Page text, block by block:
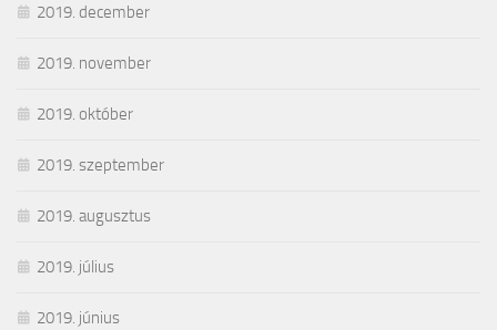
2019. december
2019. november
2019. október
2019. szeptember
2019. augusztus
2019. július
2019. június